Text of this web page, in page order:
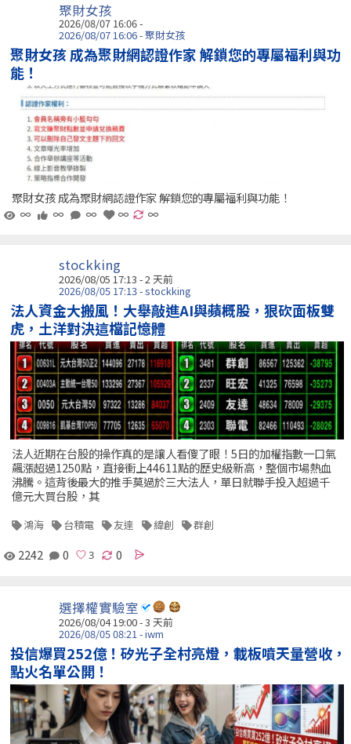
聚財女孩
2026/08/07 16:06 -
2026/08/07 16:06 - 聚財女孩
聚財女孩 成為聚財網認證作家 解鎖您的專屬福利與功
能！
聚財女孩 成為聚財網認證作家 解鎖您的專屬福利與功能！
∞
∞ ∞ ∞ ∞
stockking
2026/08/05 17:13 - 2 天前
2026/08/05 17:13 - stockking
法人資金大搬風！大舉敲進AI與蘋概股，狠砍面板雙
虎，土洋對決這檔記憶體
法人近期在台股的操作真的是讓人看傻了眼！5日的加權指數一口氣
飆漲超過1250點，直接衝上44611點的歷史級新高，整個市場熱血
沸騰。這背後最大的推手莫過於三大法人，單日就聯手投入超過千
億元大買台股，其
鴻海 台積電 友達 緯創 群創
2242 0 0
選擇權實驗室
2026/08/04 19:00 - 3 天前
2026/08/05 08:21 - iwm
投信爆買252億！矽光子全村亮燈，載板噴天量營收，
點火名單公開！